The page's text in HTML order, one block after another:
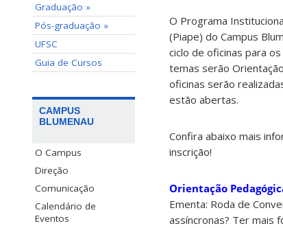
Graduação »
Pós-graduação »
UFSC
Guia de Cursos
CAMPUS
BLUMENAU
O Campus
Direção
Comunicação
Calendário de
Eventos
O Programa
(Piape) do Campus
ciclo de oficinas para
temas serão
oficinas serão
estão abertas.
Confira abaixo mais
inscrição!
Orientação
Ementa: Roda de
assíncronas? Ter mais